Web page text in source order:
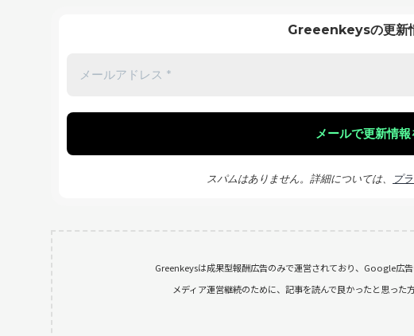
Greeenkeysの更新
スパムはありません。詳細については、 プ
Greenkeysは成果型報酬広告のみで運営されており、Google広
メディア運営継続のために、記事を読んで良かったと思った